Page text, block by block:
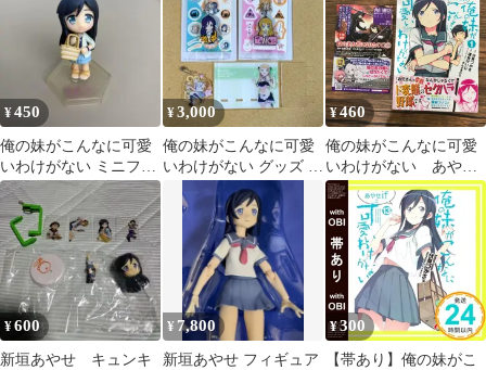
¥450
俺の妹がこんなに可愛
いわけがない ミニフィ
ギュア 新垣あやせ
¥3,000
俺の妹がこんなに可愛
いわけがない グッズ 4
個 新垣あやせ 高坂桐乃
一番くじ
¥460
俺の妹がこんなに可愛
いわけがない あやせ
if 1巻 帯付き/渡会け
いじ 伏見つかさ/GF-
0226043895-
YP/GF09541
¥600
新垣あやせ キュンキ
¥ 7,800
新垣あやせ フィギュア
¥300
【帯あり】俺の妹がこ